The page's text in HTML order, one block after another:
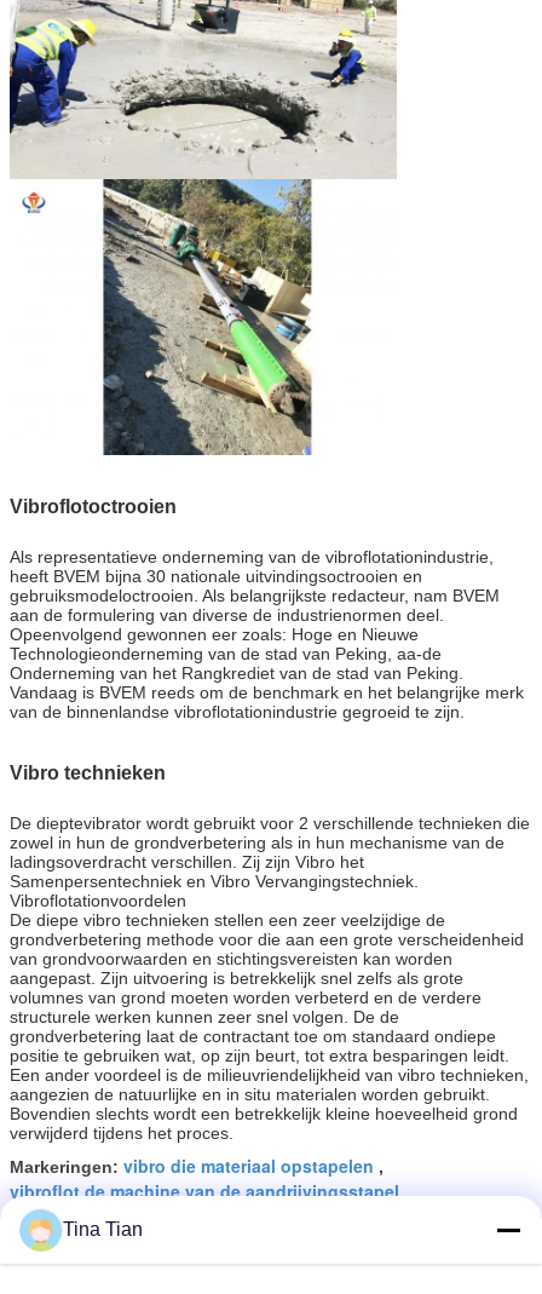
Vibroflotoctrooien
Als representatieve onderneming van de vibroflotationindustrie,
heeft BVEM bijna 30 nationale uitvindingsoctrooien en
gebruiksmodeloctrooien. Als belangrijkste redacteur, nam BVEM
aan de formulering van diverse de industrienormen deel.
Opeenvolgend gewonnen eer zoals: Hoge en Nieuwe
Technologieonderneming van de stad van Peking, aa-de
Onderneming van het Rangkrediet van de stad van Peking.
Vandaag is BVEM reeds om de benchmark en het belangrijke merk
van de binnenlandse vibroflotationindustrie gegroeid te zijn.
Vibro technieken
De dieptevibrator wordt gebruikt voor 2 verschillende technieken die
zowel in hun de grondverbetering als in hun mechanisme van de
ladingsoverdracht verschillen. Zij zijn Vibro het
Samenpersentechniek en Vibro Vervangingstechniek.
Vibroflotationvoordelen
De diepe vibro technieken stellen een zeer veelzijdige de
grondverbetering methode voor die aan een grote verscheidenheid
van grondvoorwaarden en stichtingsvereisten kan worden
aangepast. Zijn uitvoering is betrekkelijk snel zelfs als grote
volumnes van grond moeten worden verbeterd en de verdere
structurele werken kunnen zeer snel volgen. De de
grondverbetering laat de contractant toe om standaard ondiepe
positie te gebruiken wat, op zijn beurt, tot extra besparingen leidt.
Een ander voordeel is de milieuvriendelijkheid van vibro technieken,
aangezien de natuurlijke en in situ materialen worden gebruikt.
Bovendien slechts wordt een betrekkelijk kleine hoeveelheid grond
verwijderd tijdens het proces.
Markeringen: vibro die materiaal opstapelen ,
vibroflot de machine van de aandrijvingsstapel,
vibroflot drive pile machine
Krijg de beste prijs voor
Tina Tian